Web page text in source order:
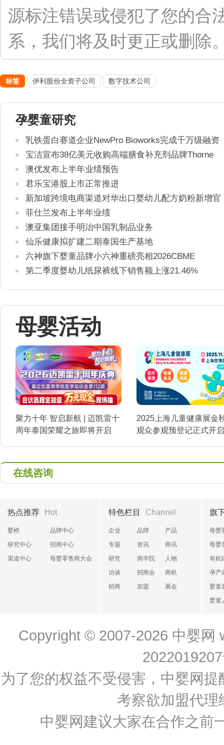
源标注错误或侵犯了您的合
系，我们将及时更正或删除
标签 伊利股份全资子公司 数字技术公司
孕婴童研究
乳铁蛋白赛道企业NewPro Bioworks完成千万级融资
宝洁宣布38亿美元收购高端膳食补充剂品牌Thorne
澳优发布上半年业绩预告
君乐宝港股上市正常推进
新加坡跨境电商渠道对华出口婴幼儿配方奶粉新增官
方健康证书通关要求
菲仕兰发布上半年业绩
澳亚集团接手明治中国乳制品业务
仙乐健康拟扩建二期泰国生产基地
六神旗下婴童品牌小六神重磅亮相2026CBME
第二季度婴幼儿纸尿裤线下销售额上涨21.46%
母婴活动
聚力十年 智启新航 | 迈凯雷十
周年泰国荣耀之旅即将开启
2025上海儿童健康展金
观众参观预登记正式开
在线咨询
热点推荐 Hot
婴榜
品牌中心
研究中心
招商中心
渠道中心
母婴零售商大会
特色栏目 Channel
企业 品牌
产品
专题
资讯
商讯
研究
商学院
人物
访谈
招商会
商机
招商
加盟 展会
旗
母婴
母婴
有机
孕产
婴童
婴童
Copyright © 2007-2026 中婴网
为了您的权益不受侵害，中婴网
考察欲加盟代理
中婴网建议大家在合作之前